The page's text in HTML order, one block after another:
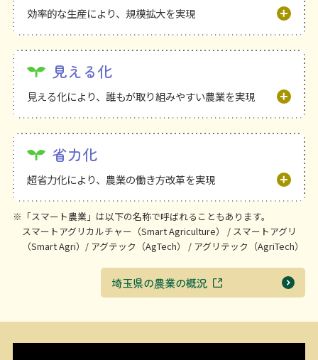
効率的な生産により、規模拡大を実現
見える化
見える化により、誰もが取り組みやすい農業を実現
省力化
超省力化により、農業の働き方改革を実現
※「スマート農業」は以下の名称で呼ばれることもあります。
スマートアグリカルチャー（Smart Agriculture） / スマートアグリ
（Smart Agri）/ アグテック（AgTech） / アグリテック（AgriTech）
埼玉県の農業の概況